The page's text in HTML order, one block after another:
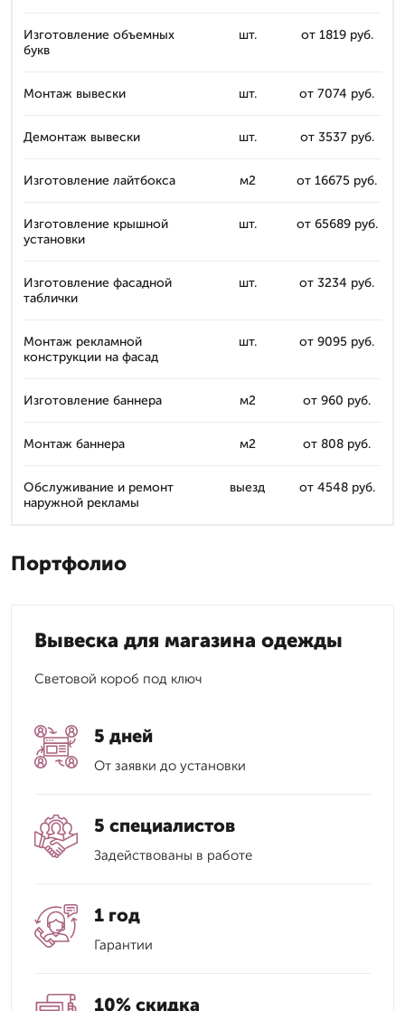
Изготовление объемных
букв
шт. от 1819 руб.
Монтаж вывески шт. от 7074 руб.
Демонтаж вывески шт. от 3537 руб.
Изготовление лайтбокса м2 от 16675 руб.
Изготовление крышной
установки
шт. от 65689 руб.
Изготовление фасадной
таблички
шт. от 3234 руб.
Монтаж рекламной
конструкции на фасад
шт. от 9095 руб.
Изготовление баннера м2 от 960 руб.
Монтаж баннера м2 от 808 руб.
Обслуживание и ремонт
наружной рекламы
выезд от 4548 руб.
Портфолио
Вывеска для магазина одежды
Световой короб под ключ
5 дней
От заявки до установки
5 специалистов
Задействованы в работе
1 год
Гарантии
10% скидка